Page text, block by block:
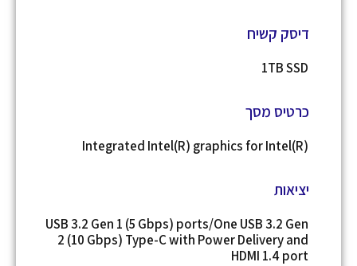
דיסק קשיח
1TB SSD
כרטיס מסך
Integrated Intel(R) graphics for Intel(R)
יציאות
USB 3.2 Gen 1 (5 Gbps) ports/One USB 3.2 Gen
2 (10 Gbps) Type-C with Power Delivery and
HDMI 1.4 port